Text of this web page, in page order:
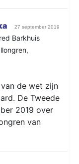
27 september 2019
Barkhuis
,
de wet zijn
De Tweede
2019 over
van